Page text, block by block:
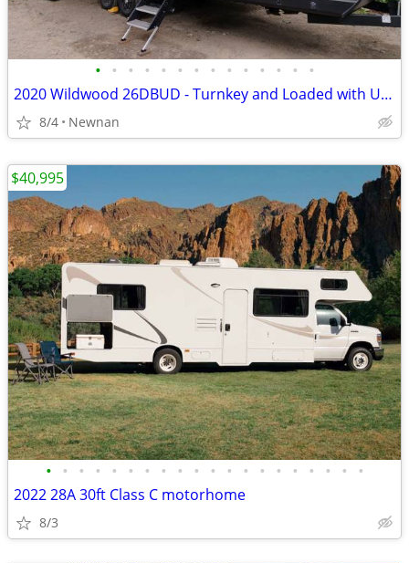
• • • • • • • • • • • • • •
2020 Wildwood 26DBUD - Turnkey and Loaded with Upgrades!
8/4 Newnan
• • • • • • • • • • • • • • • • • • • •
2022 28A 30ft Class C motorhome
8/3
$40,995